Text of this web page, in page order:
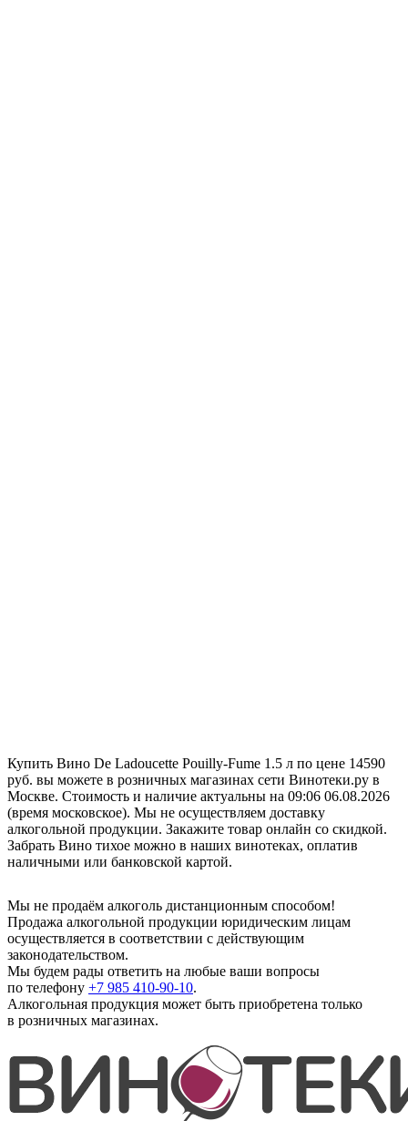
Купить Вино De Ladoucette Pouilly-Fume 1.5 л по цене 14590
руб. вы можете в розничных магазинах сети Винотеки.ру в
Москве. Стоимость и наличие актуальны на 09:06 06.08.2026
(время московское). Мы не осуществляем доставку
алкогольной продукции. Закажите товар онлайн со скидкой.
Забрать Вино тихое можно в наших винотеках, оплатив
наличными или банковской картой.
Мы не продаём алкоголь дистанционным способом!
Продажа алкогольной продукции юридическим лицам
осуществляется в соответствии с действующим
законодательством.
Мы будем рады ответить на любые ваши вопросы
по телефону +7 985 410-90-10.
Алкогольная продукция может быть приобретена только
в розничных магазинах.